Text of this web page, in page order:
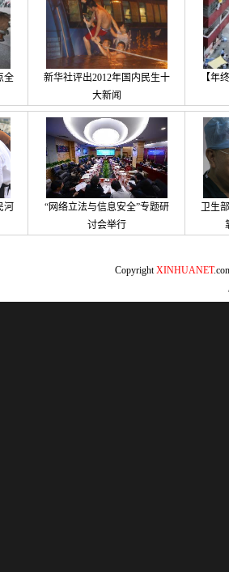
全
新华社评出2012年国内民生十
大新闻
【年
河
“网络立法与信息安全”专题研
讨会举行
卫生
CopyrightXINHUANET